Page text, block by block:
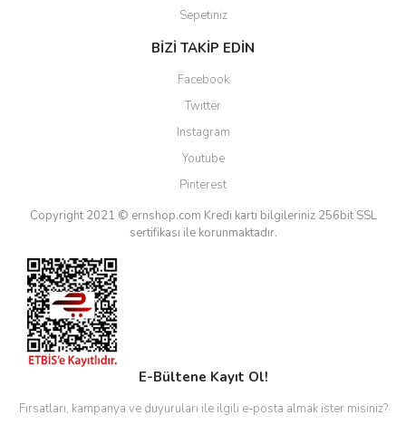
Sepetiniz
BİZİ TAKİP EDİN
Facebook
Twitter
Instagram
Youtube
Pinterest
Copyright 2021 © ernshop.com Kredi kartı bilgileriniz 256bit SSL
sertifikası ile korunmaktadır.
E-Bültene Kayıt Ol!
Fırsatları, kampanya ve duyuruları ile ilgili e-posta almak ister misiniz?